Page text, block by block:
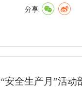
分享:
“安全生产月 ”活动